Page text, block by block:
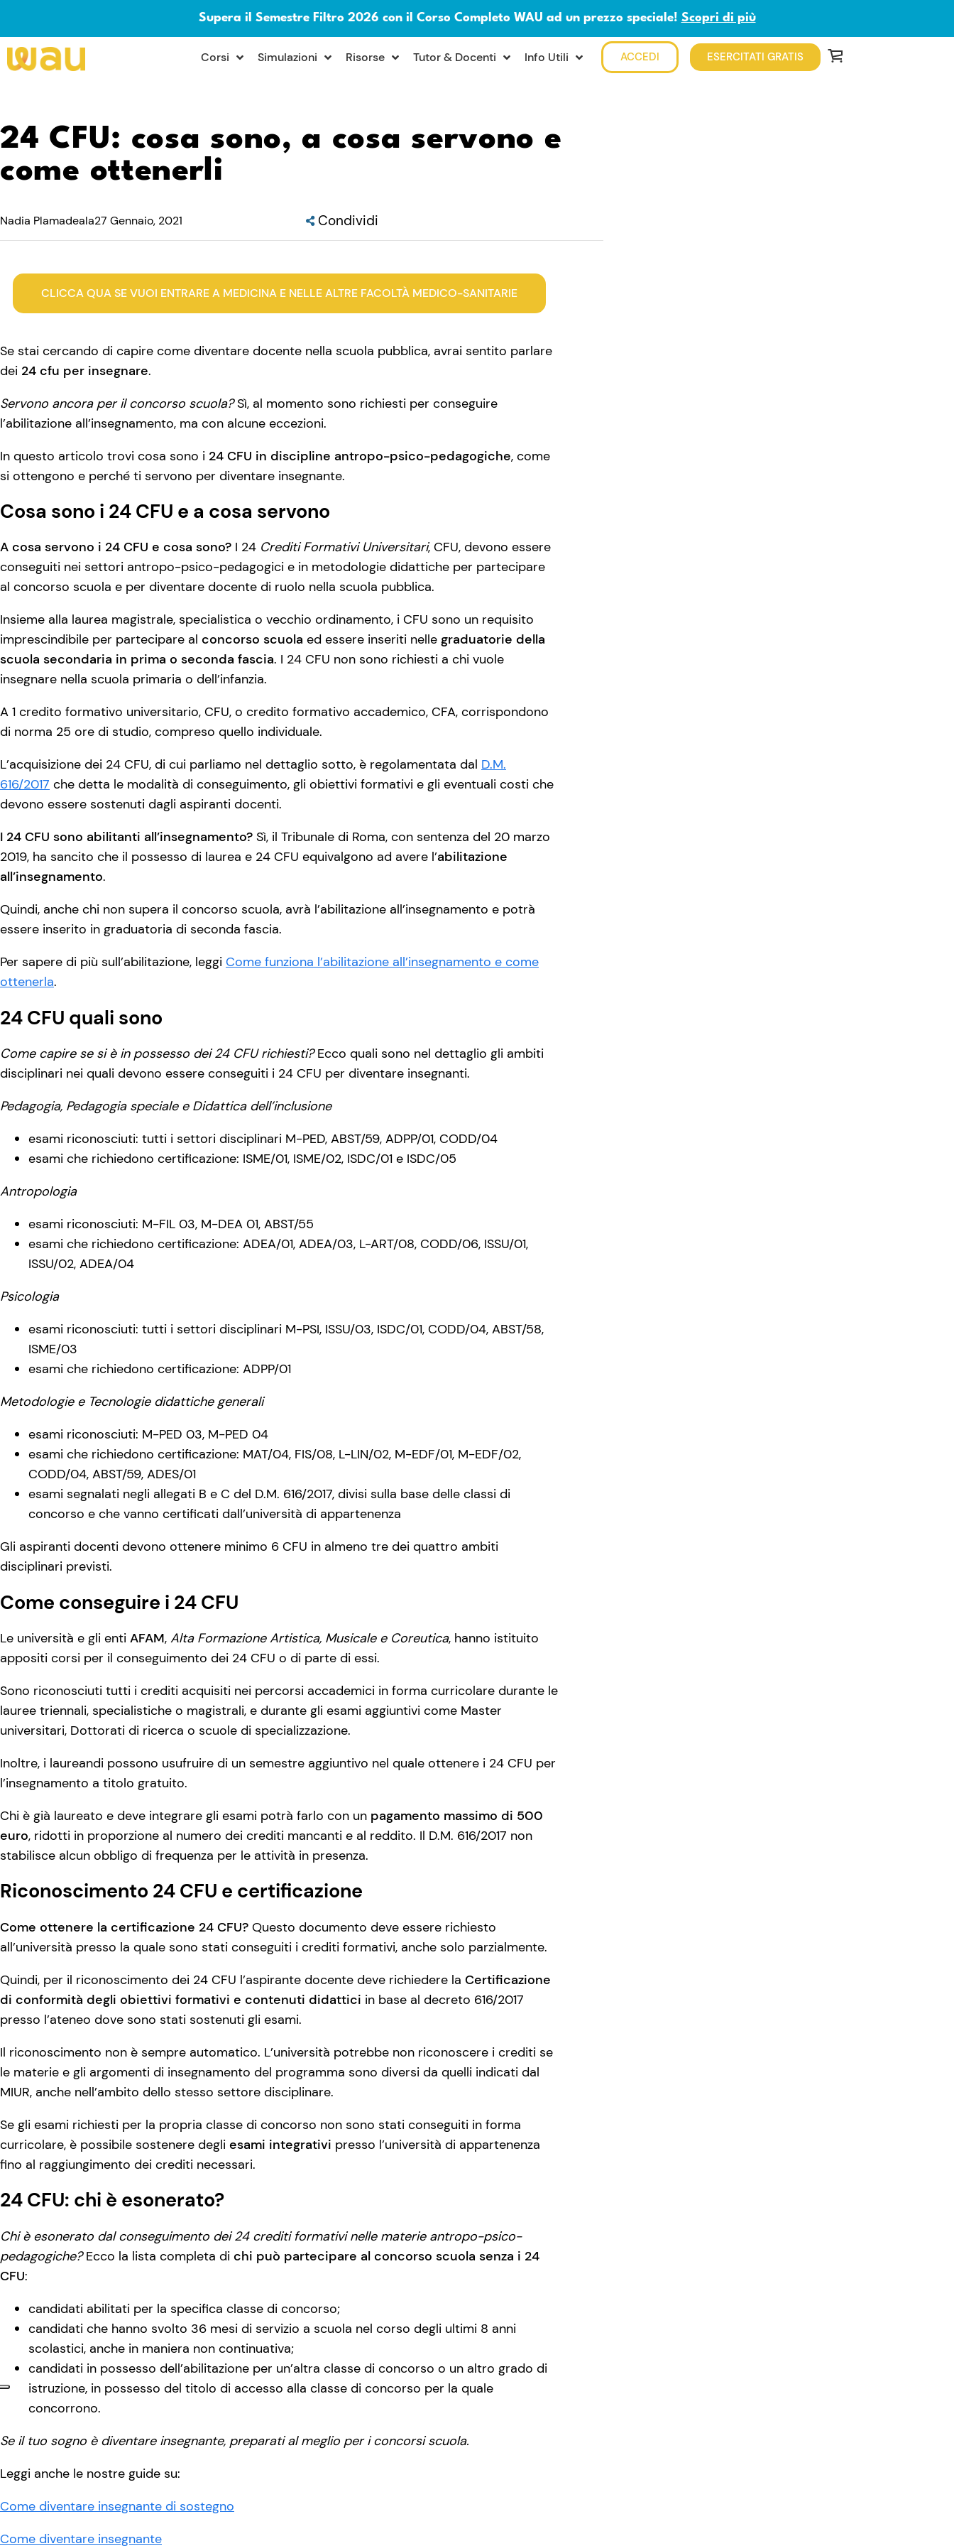
Supera il Semestre Filtro 2026 con il Corso Completo WAU ad un prezzo speciale! Scopri di più
× Corsi Simulazioni Risorse Tutor & Docenti Info Utili ACCEDI ESERCITATI GRATIS
24 CFU: cosa sono, a cosa servono e
come ottenerli
Nadia Plamadeala27 Gennaio, 2021 Condividi
CLICCA QUA SE VUOI ENTRARE A MEDICINA E NELLE ALTRE FACOLTÀ MEDICO-SANITARIE
Se stai cercando di capire come diventare docente nella scuola pubblica, avrai sentito parlare
dei 24 cfu per insegnare.
Servono ancora per il concorso scuola?Sì, al momento sono richiesti per conseguire
l’abilitazione all’insegnamento, ma con alcune eccezioni.
In questo articolo trovi cosa sono i 24 CFU in discipline antropo-psico-pedagogiche, come
si ottengono e perché ti servono per diventare insegnante.
Cosa sono i 24 CFU e a cosa servono
A cosa servono i 24 CFU e cosa sono? I 24 Crediti Formativi Universitari, CFU, devono essere
conseguiti nei settori antropo-psico-pedagogici e in metodologie didattiche per partecipare
al concorso scuola e per diventare docente di ruolo nella scuola pubblica.
Insieme alla laurea magistrale, specialistica o vecchio ordinamento, i CFU sono un requisito
imprescindibile per partecipare al concorso scuola ed essere inseriti nelle graduatorie della
scuola secondaria in prima o seconda fascia. I 24 CFU non sono richiesti a chi vuole
insegnare nella scuola primaria o dell’infanzia.
A 1 credito formativo universitario, CFU, o credito formativo accademico, CFA, corrispondono
di norma 25 ore di studio, compreso quello individuale.
L’acquisizione dei 24 CFU, di cui parliamo nel dettaglio sotto, è regolamentata dal D.M.
616/2017 che detta le modalità di conseguimento, gli obiettivi formativi e gli eventuali costi che
devono essere sostenuti dagli aspiranti docenti.
I 24 CFU sono abilitanti all’insegnamento? Sì, il Tribunale di Roma, con sentenza del 20 marzo
2019, ha sancito che il possesso di laurea e 24 CFU equivalgono ad avere l’abilitazione
all’insegnamento.
Quindi, anche chi non supera il concorso scuola, avrà l’abilitazione all’insegnamento e potrà
essere inserito in graduatoria di seconda fascia.
Per sapere di più sull’abilitazione, leggi Come funziona l’abilitazione all’insegnamento e come
ottenerla.
24 CFU quali sono
Come capire se si è in possesso dei 24 CFU richiesti?Ecco quali sono nel dettaglio gli ambiti
disciplinari nei quali devono essere conseguiti i 24 CFU per diventare insegnanti.
Pedagogia, Pedagogia speciale e Didattica dell’inclusione
esami riconosciuti: tutti i settori disciplinari M-PED, ABST/59, ADPP/01, CODD/04
esami che richiedono certificazione: ISME/01, ISME/02, ISDC/01 e ISDC/05
Antropologia
esami riconosciuti: M-FIL 03, M-DEA 01, ABST/55
esami che richiedono certificazione: ADEA/01, ADEA/03, L-ART/08, CODD/06, ISSU/01,
ISSU/02, ADEA/04
Psicologia
esami riconosciuti: tutti i settori disciplinari M-PSI, ISSU/03, ISDC/01, CODD/04, ABST/58,
ISME/03
esami che richiedono certificazione: ADPP/01
Metodologie e Tecnologie didattiche generali
esami riconosciuti: M-PED 03, M-PED 04
esami che richiedono certificazione: MAT/04, FIS/08, L-LIN/02, M-EDF/01, M-EDF/02,
CODD/04, ABST/59, ADES/01
esami segnalati negli allegati B e C del D.M. 616/2017, divisi sulla base delle classi di
concorso e che vanno certificati dall’università di appartenenza
Gli aspiranti docenti devono ottenere minimo 6 CFU in almeno tre dei quattro ambiti
disciplinari previsti.
Come conseguire i 24 CFU
Le università e gli enti AFAM, Alta Formazione Artistica, Musicale e Coreutica, hanno istituito
appositi corsi per il conseguimento dei 24 CFU o di parte di essi.
Sono riconosciuti tutti i crediti acquisiti nei percorsi accademici in forma curricolare durante le
lauree triennali, specialistiche o magistrali, e durante gli esami aggiuntivi come Master
universitari, Dottorati di ricerca o scuole di specializzazione.
Inoltre, i laureandi possono usufruire di un semestre aggiuntivo nel quale ottenere i 24 CFU per
l’insegnamento a titolo gratuito.
Chi è già laureato e deve integrare gli esami potrà farlo con un pagamento massimo di 500
euro, ridotti in proporzione al numero dei crediti mancanti e al reddito. Il D.M. 616/2017 non
stabilisce alcun obbligo di frequenza per le attività in presenza.
Riconoscimento 24 CFU e certificazione
Come ottenere la certificazione 24 CFU? Questo documento deve essere richiesto
all’università presso la quale sono stati conseguiti i crediti formativi, anche solo parzialmente.
Quindi, per il riconoscimento dei 24 CFU l’aspirante docente deve richiedere la Certificazione
di conformità degli obiettivi formativi e contenuti didattici in base al decreto 616/2017
presso l’ateneo dove sono stati sostenuti gli esami.
Il riconoscimento non è sempre automatico. L’università potrebbe non riconoscere i crediti se
le materie e gli argomenti di insegnamento del programma sono diversi da quelli indicati dal
MIUR, anche nell’ambito dello stesso settore disciplinare.
Se gli esami richiesti per la propria classe di concorso non sono stati conseguiti in forma
curricolare, è possibile sostenere degli esami integrativi presso l’università di appartenenza
fino al raggiungimento dei crediti necessari.
24 CFU: chi è esonerato?
Chi è esonerato dal conseguimento dei 24 crediti formativi nelle materie antropo-psico-
pedagogiche?Ecco la lista completa di chi può partecipare al concorso scuola senza i 24
CFU:
candidati abilitati per la specifica classe di concorso;
candidati che hanno svolto 36 mesi di servizio a scuola nel corso degli ultimi 8 anni
scolastici, anche in maniera non continuativa;
candidati in possesso dell’abilitazione per un’altra classe di concorso o un altro grado di
istruzione, in possesso del titolo di accesso alla classe di concorso per la quale
concorrono.
Se il tuo sogno è diventare insegnante, preparati al meglio per i concorsi scuola.
Leggi anche le nostre guide su:
Come diventare insegnante di sostegno
Come diventare insegnante